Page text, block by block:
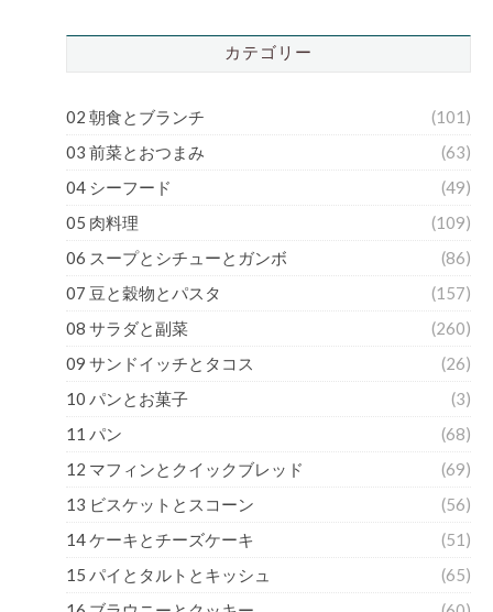
カテゴリー
02 朝食とブランチ
(101)
03 前菜とおつまみ
(63)
04 シーフード
(49)
05 肉料理
(109)
06 スープとシチューとガンボ
(86)
07 豆と穀物とパスタ
(157)
08 サラダと副菜
(260)
09 サンドイッチとタコス
(26)
10 パンとお菓子
(3)
11 パン
(68)
12 マフィンとクイックブレッド
(69)
13 ビスケットとスコーン
(56)
14 ケーキとチーズケーキ
(51)
15 パイとタルトとキッシュ
(65)